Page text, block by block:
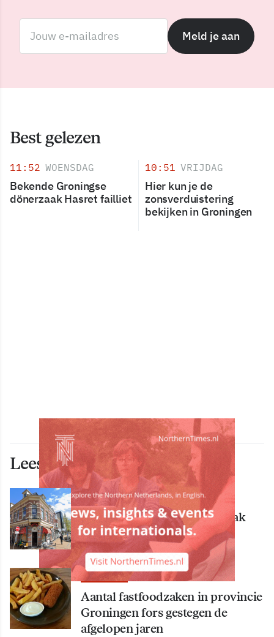
Meld je aan
Best gelezen
11:52 WOENSDAG
Bekende Groningse
dönerzaak Hasret failliet
10:51 VRIJDAG
Hier kun je de
zonsverduistering
bekijken in Groningen
Lees ook deze artikelen
ECONOMIE
Bekende Groningse dönerzaak
Hasret failliet
ECONOMIE
Aantal fastfoodzaken in provincie
Groningen fors gestegen de
afgelopen jaren